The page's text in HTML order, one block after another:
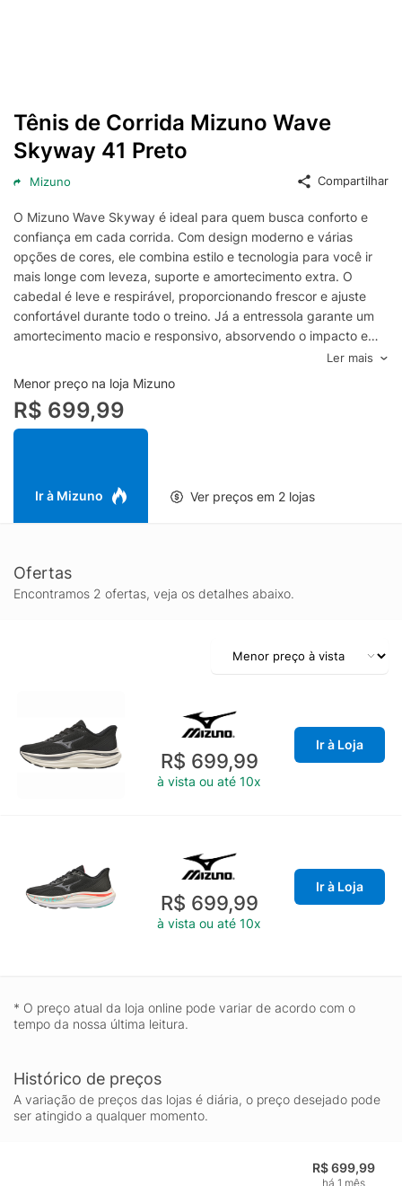
Tênis de Corrida Mizuno Wave
Skyway 41 Preto
Mizuno Compartilhar
O Mizuno Wave Skyway é ideal para quem busca conforto e
confiança em cada corrida. Com design moderno e várias
opções de cores, ele combina estilo e tecnologia para você ir
mais longe com leveza, suporte e amortecimento extra. O
cabedal é leve e respirável, proporcionando frescor e ajuste
confortável durante todo o treino. Já a entressola garante um
amortecimento macio e responsivo, absorvendo o impacto e
devolvendo energia a cada passo. A sola oferece mais
aderência e durabilidade, perfeita para acompanhar sua rotina
de treinos.
Ler mais
Menor preço na loja Mizuno
R$ 699,99
Ir à Mizuno Ver preços em 2 lojas
Ofertas
Encontramos 2 ofertas, veja os detalhes abaixo.
R$ 699,99
à vista ou até 10x
Ir à Loja
R$ 699,99
à vista ou até 10x
Ir à Loja
* O preço atual da loja online pode variar de acordo com o
tempo da nossa última leitura.
Histórico de preços
A variação de preços das lojas é diária, o preço desejado pode
ser atingido a qualquer momento.
R$ 699,99
há 1 mês